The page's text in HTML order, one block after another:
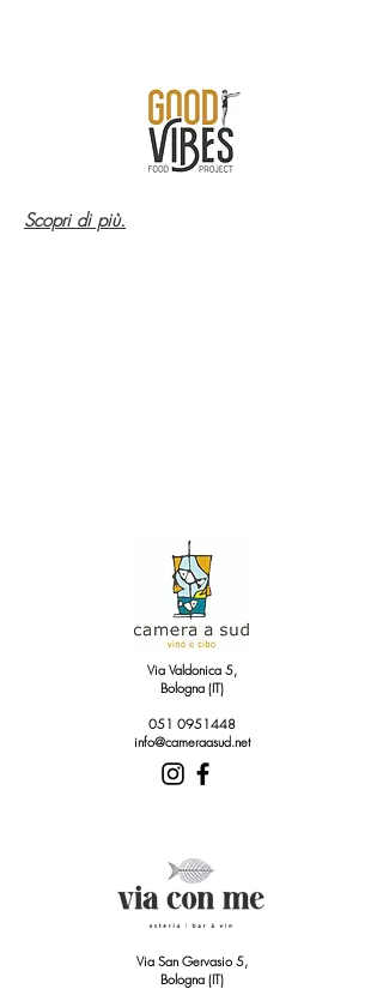
Scopri di più.
Via Valdonica 5,
Bologna (IT)
051 0951448
info@cameraasud.net
Via San Gervasio 5,
Bologna (IT)